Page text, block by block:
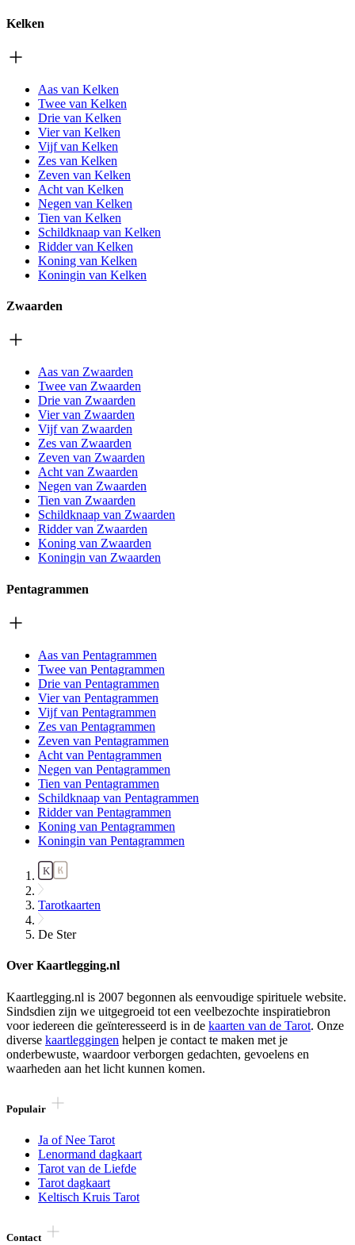
Kelken
Aas van Kelken
Twee van Kelken
Drie van Kelken
Vier van Kelken
Vijf van Kelken
Zes van Kelken
Zeven van Kelken
Acht van Kelken
Negen van Kelken
Tien van Kelken
Schildknaap van Kelken
Ridder van Kelken
Koning van Kelken
Koningin van Kelken
Zwaarden
Aas van Zwaarden
Twee van Zwaarden
Drie van Zwaarden
Vier van Zwaarden
Vijf van Zwaarden
Zes van Zwaarden
Zeven van Zwaarden
Acht van Zwaarden
Negen van Zwaarden
Tien van Zwaarden
Schildknaap van Zwaarden
Ridder van Zwaarden
Koning van Zwaarden
Koningin van Zwaarden
Pentagrammen
Aas van Pentagrammen
Twee van Pentagrammen
Drie van Pentagrammen
Vier van Pentagrammen
Vijf van Pentagrammen
Zes van Pentagrammen
Zeven van Pentagrammen
Acht van Pentagrammen
Negen van Pentagrammen
Tien van Pentagrammen
Schildknaap van Pentagrammen
Ridder van Pentagrammen
Koning van Pentagrammen
Koningin van Pentagrammen
Tarotkaarten
De Ster
Over Kaartlegging.nl
Kaartlegging.nl is 2007 begonnen als eenvoudige spirituele website.
Sindsdien zijn we uitgegroeid tot een veelbezochte inspiratiebron
voor iedereen die geïnteresseerd is in de kaarten van de Tarot. Onze
diverse kaartleggingen helpen je contact te maken met je
onderbewuste, waardoor verborgen gedachten, gevoelens en
waarheden aan het licht kunnen komen.
Populair
Ja of Nee Tarot
Lenormand dagkaart
Tarot van de Liefde
Tarot dagkaart
Keltisch Kruis Tarot
Contact